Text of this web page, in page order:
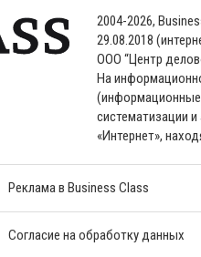
2004-2026,
29.08.2018
ООО “Центр
На
(информационные
систематизации
«Интернет»,
Реклама в Business Class
Согласие на обработку данных